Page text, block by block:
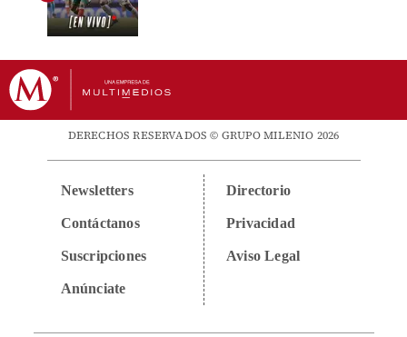
DERECHOS RESERVADOS © GRUPO MILENIO 2026
Newsletters
Contáctanos
Suscripciones
Anúnciate
Directorio
Privacidad
Aviso Legal